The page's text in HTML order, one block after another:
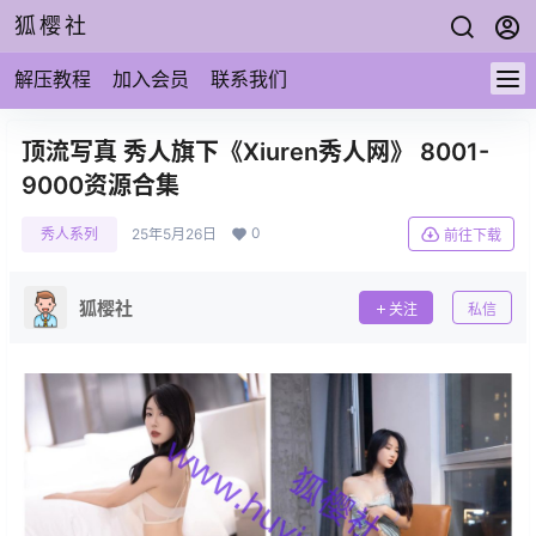
狐樱社
解压教程 加入会员 联系我们
顶流写真 秀人旗下《Xiuren秀人网》 8001-
9000资源合集
秀人系列 25年5月26日 0 前往下载
狐樱社 关注 私信